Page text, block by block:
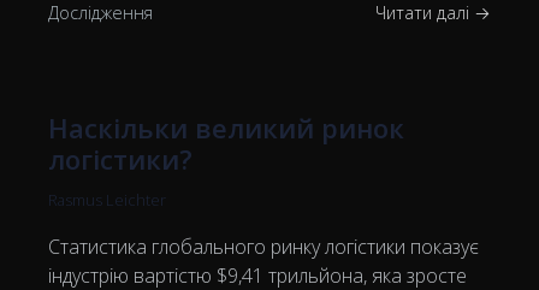
Дослідження Читати далі →
Наскільки великий ринок
логістики?
Rasmus Leichter
Статистика глобального ринку логістики показує
індустрію вартістю $9,41 трильйона, яка зросте